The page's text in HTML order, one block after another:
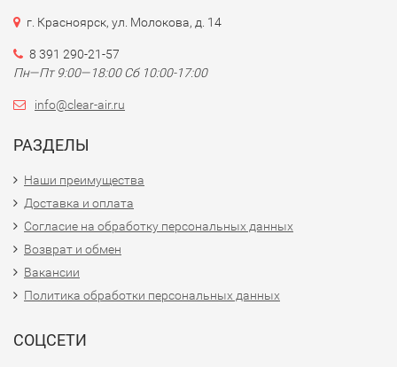
г. Красноярск, ул. Молокова, д. 14
8 391 290-21-57
Пн—Пт 9:00—18:00 Сб 10:00-17:00
info@clear-air.ru
РАЗДЕЛЫ
Наши преимущества
Доставка и оплата
Согласие на обработку персональных данных
Возврат и обмен
Вакансии
Политика обработки персональных данных
СОЦСЕТИ